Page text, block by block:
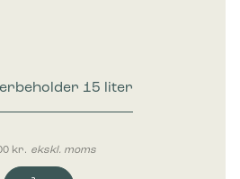
15 liter
kr. ekskl. moms